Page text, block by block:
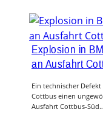
Explosion in
an Ausfahrt
Ein technischer
Cottbus einen
Ausfahrt Cottbus-